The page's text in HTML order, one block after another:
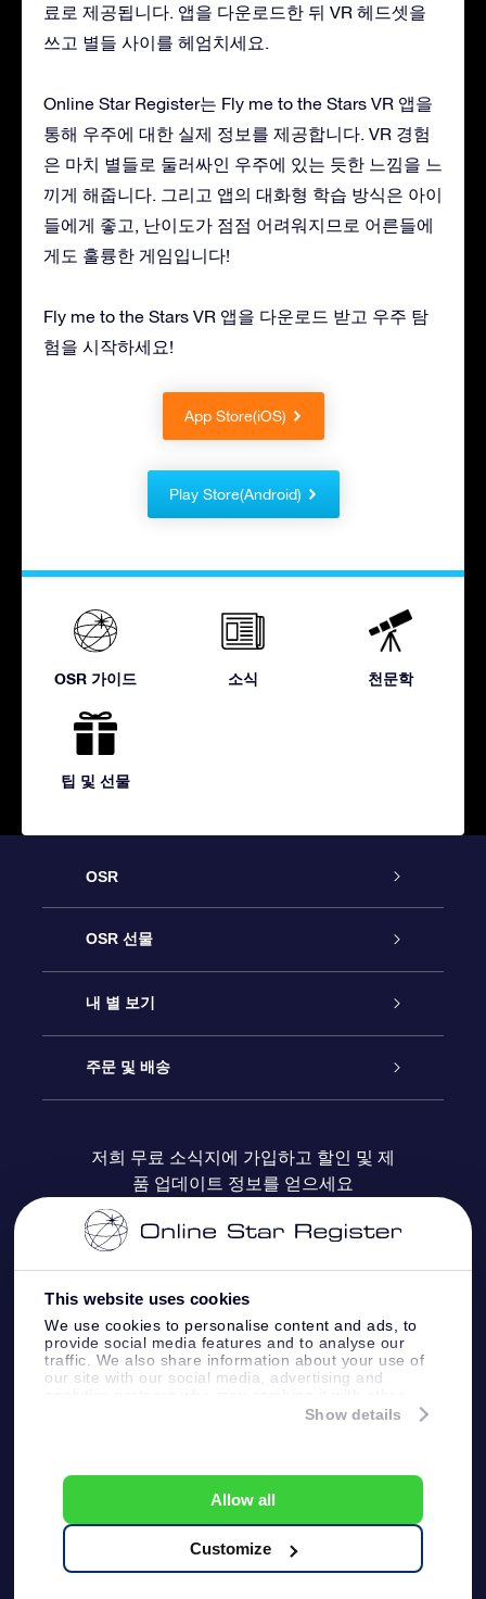
This website uses cookies
We use cookies to personalise content and ads, to
provide social media features and to analyse our
traffic. We also share information about your use of
our site with our social media, advertising and
information that you’ve provided to them or that
Show details
Allow all
Customize
료로 제공됩니다. 앱을 다운로드한 뒤 VR 헤드셋을
쓰고 별들 사이를 헤엄치세요.
Online Star Register는 Fly me to the Stars VR 앱을
통해 우주에 대한 실제 정보를 제공합니다. VR 경험
은 마치 별들로 둘러싸인 우주에 있는 듯한 느낌을 느
끼게 해줍니다. 그리고 앱의 대화형 학습 방식은 아이
들에게 좋고, 난이도가 점점 어려워지므로 어른들에
게도 훌륭한 게임입니다!
Fly me to the Stars VR 앱을 다운로드 받고 우주 탐
험을 시작하세요!
App Store(iOS)
Play Store(Android)
OSR 가이드 소식 천문학
팁 및 선물
OSR
고객 서비스
연락처
블로그
OSR 선물
온라인 별 선물
OSR 선물 팩
OSR 상품권
기업 선물
내 별 보기
Star Register
맞춤 별 페이지
One Million Stars
Fly me to the stars VR 앱
주문 및 배송
결제 정보
배송 정보
환불 정책
별자리
저희 무료 소식지에 가입하고 할인 및 제
품 업데이트 정보를 얻으세요
고객 서비스:help@osr.org
일반 사용 약관
개인정보보호 정책
및 면책 조항